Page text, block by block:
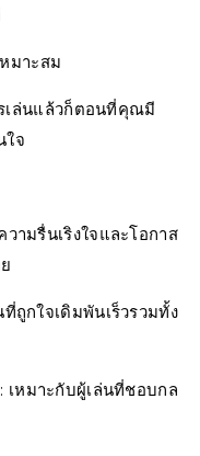
มาะสม
เล่นแล้วก็ตอนที่คุณมี
ใจ
มรื่นเริงใจและโอกาส
ถูกใจเดิมพันเร็วรวมทั้ง
เหมาะกับผู้เล่นที่ชอบกล